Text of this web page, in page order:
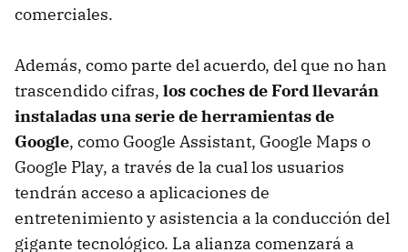
comerciales.
Además, como parte del acuerdo, del que no han
trascendido cifras, los coches de Ford llevarán
instaladas una serie de herramientas de
Google, como Google Assistant, Google Maps o
Google Play, a través de la cual los usuarios
tendrán acceso a aplicaciones de
entretenimiento y asistencia a la conducción del
gigante tecnológico. La alianza comenzará a